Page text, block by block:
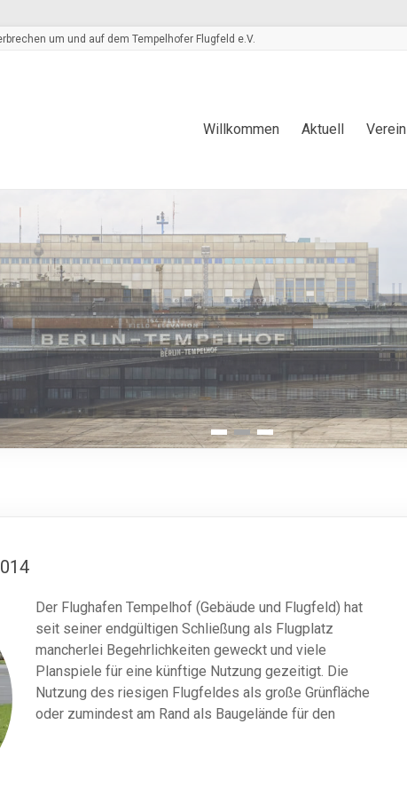
um und auf dem Tempelhofer Flugfeld e.V.
Willkommen Aktuell Verein
1 2 3
Der Flughafen Tempelhof (Gebäude und Flugfeld) hat
seit seiner endgültigen Schließung als Flugplatz
mancherlei Begehrlichkeiten geweckt und viele
Planspiele für eine künftige Nutzung gezeitigt. Die
Nutzung des riesigen Flugfeldes als große Grünfläche
oder zumindest am Rand als Baugelände für den